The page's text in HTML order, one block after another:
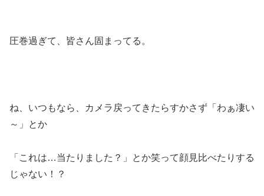
圧巻過ぎて、皆さん固まってる。
ね、いつもなら、カメラ戻ってきたらすかさず「わぁ凄い
～」とか
「これは…当たりました？」とか笑って顔見比べたりする
じゃない！？